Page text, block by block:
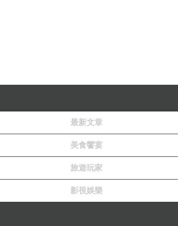
塵，於意云何？是微塵眾，寧
是微塵眾；
。
則非一合相，是名一合相。
。
最新文章
美食饗宴
旅遊玩家
影視娛樂